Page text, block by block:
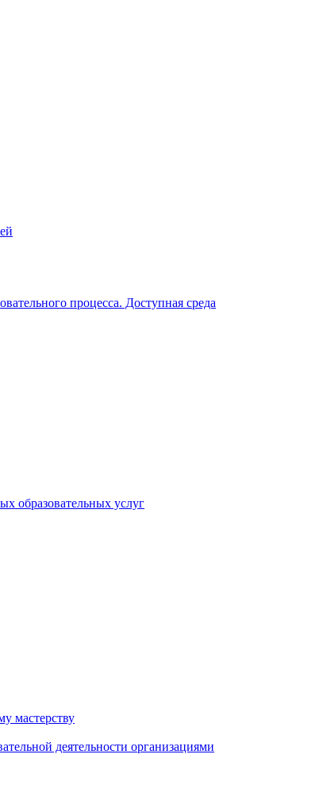
процесса. Доступная среда
образовательных услуг
мастерству
деятельности организациями